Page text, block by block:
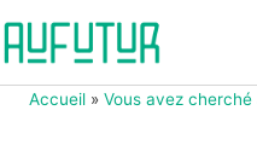
Accueil » Vous avez cherché